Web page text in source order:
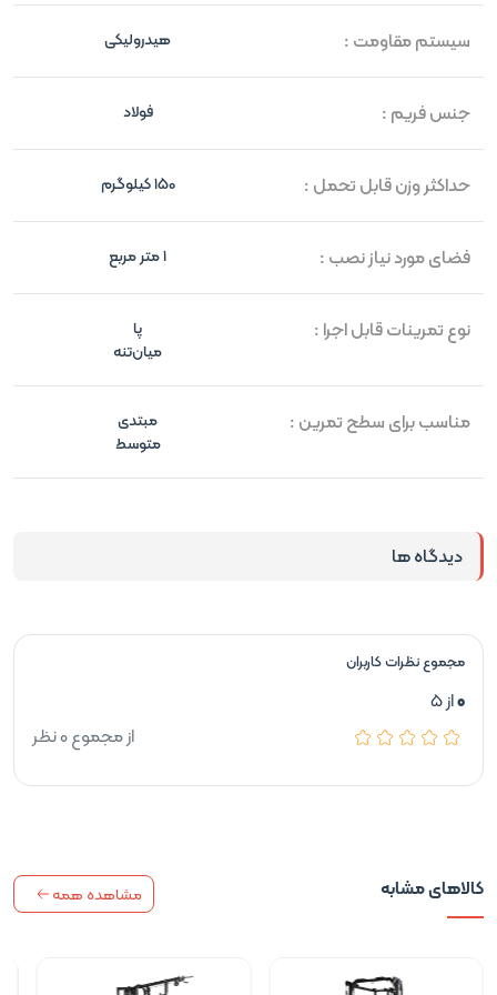
سیستم مقاومت : هیدرولیکی
جنس فریم : فولاد
حداکثر وزن قابل تحمل : 150 کیلوگرم
فضای مورد نیاز نصب : 1 متر مربع
نوع تمرینات قابل اجرا :
پا
میان‌تنه
مناسب برای سطح تمرین :
مبتدی
متوسط
کالاهای مشابه مشاهده همه
دیدگاه ها
مجموع نظرات کاربران
0از 5
از مجموع 0 نظر